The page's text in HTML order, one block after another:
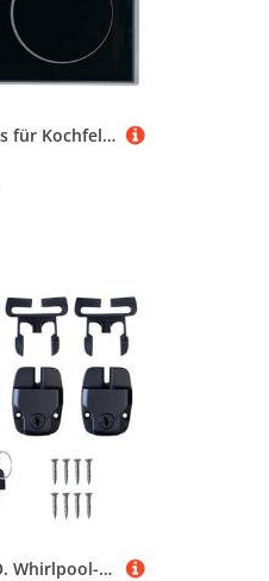
ensipart Ersatzglas für Kochfeld kompatibel mit Whirlpool 481244039792 Glaskeramikplatte für Kochfeld Herd kompatibel mit Indesit C00459378
CANADIAN SPA CO. Whirlpool-Abdeckungsclips, 4-teiliges Set aus abschliessbaren Abdeckungsclips, Ersatz für Hot-Tub Abdeckungen, inklusive 2 Schlüsseln und Befestigungsmaterial